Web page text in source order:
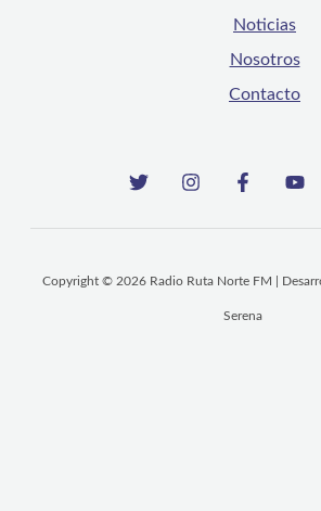
Noticias
Nosotros
Contacto
Copyright © 2026 Radio Ruta Norte FM |
Serena